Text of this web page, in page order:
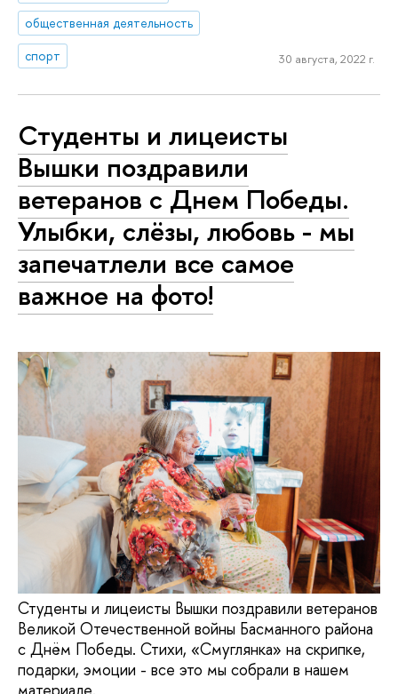
общественная деятельность
спорт
30 августа, 2022 г.
Студенты и лицеисты
Вышки поздравили
ветеранов с Днем Победы.
Улыбки, слёзы, любовь - мы
запечатлели все самое
важное на фото!
Студенты и лицеисты Вышки поздравили ветеранов
Великой Отечественной войны Басманного района
с Днём Победы. Стихи, «Смуглянка» на скрипке,
подарки, эмоции - все это мы собрали в нашем